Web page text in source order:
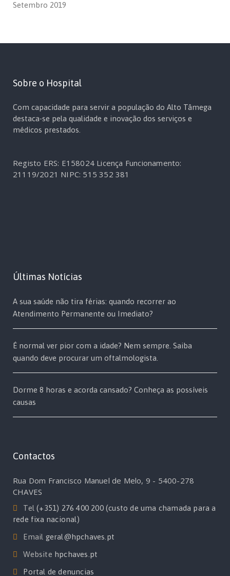
Setembro 2019
Sobre o Hospital
Com capacidade para servir a população do Alto Tâmega
destaca-se pela qualidade e inovação dos serviços e
médicos prestados.
Registo ERS: E158024 Licença Funcionamento:
21119/2021 NIPC: 515 352 381
Últimas Notícias
A sua saúde não tira férias: quando recorrer ao
Atendimento Permanente ou Imediato?
É normal ver pior com a idade? Nem sempre. Saiba
quando deve procurar um oftalmologista.
Dorme 8 horas e acorda cansado? Conheça as possíveis
causas
Contactos
Rua Dom Francisco Manuel de Melo, 9 - 5400-278
CHAVES
Tel(+351) 276 400 200 (custo de uma chamada para a
rede fixa nacional)
Email geral@hpchaves.pt
Website hpchaves.pt
Portal de denuncias